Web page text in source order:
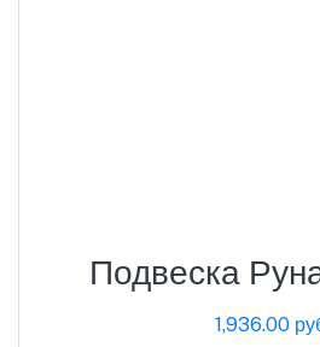
Подвеска
1,936.00